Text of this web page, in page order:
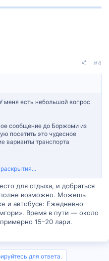
#4
меня есть небольшой вопрос
сообщение до Боржоми из
посетить это чудесное
варианты транспорта
или информация о
поделитесь ими со мной.
по этому вопросу!
для отдыха, и добраться
возможно. Можешь
и автобусе: Ежедневно
Время в пути — около
15–20 лари.
для ответа.